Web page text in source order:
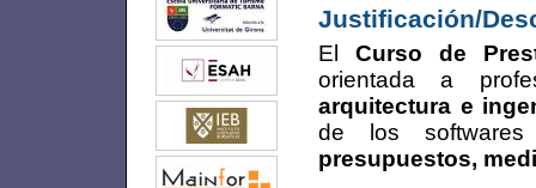
Justificación/
ElCurso de
orientada a
arquitectura e
de los
presupuestos,